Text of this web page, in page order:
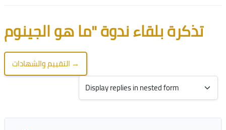
تذكرة بلقاء ندوة "ما هو الجينوم
التقييم والشهادات →
Display mode